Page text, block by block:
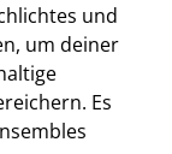
und
um deiner
Es